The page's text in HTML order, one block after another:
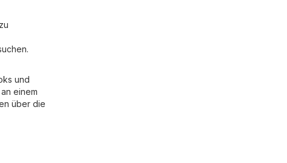
zu
und
einem
über die